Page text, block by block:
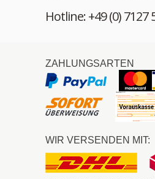
Hotline: +49 (0) 7127
ZAHLUNGSARTEN
WIR VERSENDEN MIT: